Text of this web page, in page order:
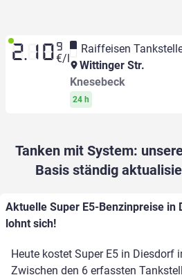
2.10 9
€/l
Raiffeisen
Wittinger Str.
Knesebeck
24 h
Tanken mit System:
Basis ständig
Aktuelle Super E5-Benzinpreise in
lohnt sich!
Heute kostet Super E5 in Diesdorf
Zwischen den 6 erfassten